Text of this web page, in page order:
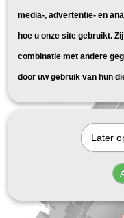
media-, advertentie- en
hoe u onze site gebruikt.
combinatie met andere
door uw gebruik van hun
Later